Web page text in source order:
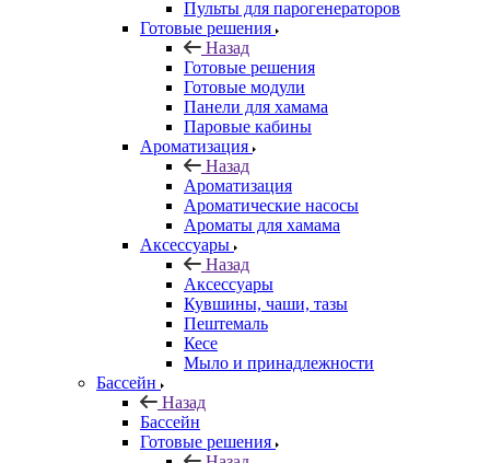
Пульты для парогенераторов
Готовые решения
Назад
Готовые решения
Готовые модули
Панели для хамама
Паровые кабины
Ароматизация
Назад
Ароматизация
Ароматические насосы
Ароматы для хамама
Аксессуары
Назад
Аксессуары
Кувшины, чаши, тазы
Пештемаль
Кесе
Мыло и принадлежности
Бассейн
Назад
Бассейн
Готовые решения